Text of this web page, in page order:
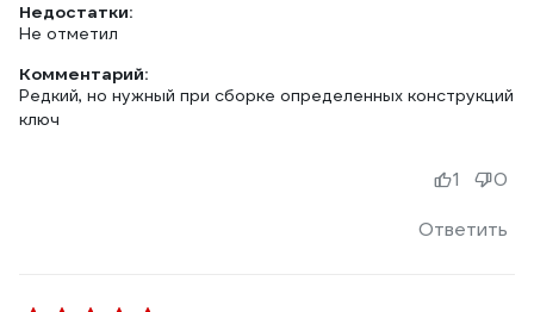
Недостатки:
Не отметил
Комментарий:
Редкий, но нужный при сборке определенных конструкций
ключ
Ответить
1 0